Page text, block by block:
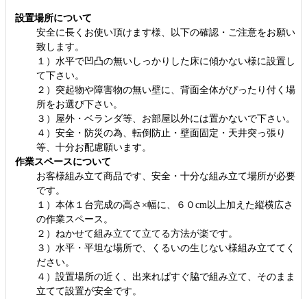
設置場所について
安全に長くお使い頂けます様、以下の確認・ご注意をお願い
致します。
１）水平で凹凸の無いしっかりした床に傾かない様に設置し
て下さい。
２）突起物や障害物の無い壁に、背面全体がぴったり付く場
所をお選び下さい。
３）屋外・ベランダ等、お部屋以外には置かないで下さい。
４）安全・防災の為、転倒防止・壁面固定・天井突っ張り
等、十分お配慮願います。
作業スペースについて
お客様組み立て商品です、安全・十分な組み立て場所が必要
です。
１）本体１台完成の高さ×幅に、６０cm以上加えた縦横広さ
の作業スペース。
２）ねかせて組み立てて立てる方法が楽です。
３）水平・平坦な場所で、くるいの生じない様組み立ててく
ださい。
４）設置場所の近く、出来ればすぐ脇で組み立て、そのまま
立てて設置が安全です。